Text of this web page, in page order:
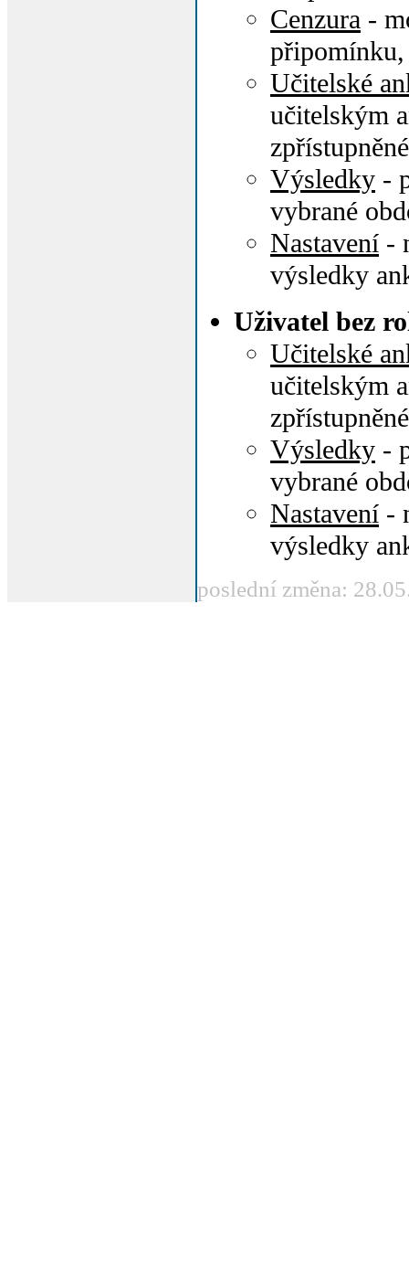
Cenzura -
Učitelské
učitelským
Výsledky -
vybrané
Nastavení -
výsledky
Uživatel bez
Učitelské
učitelským
Výsledky -
vybrané
Nastavení -
výsledky
poslední změna: